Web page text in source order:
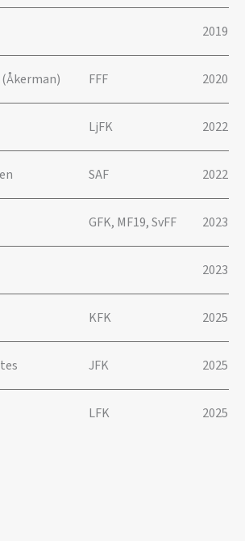
2019
FFF 2020
LjFK 2022
SAF 2022
GFK, MF19, SvFF 2023
2023
KFK 2025
JFK 2025
LFK 2025